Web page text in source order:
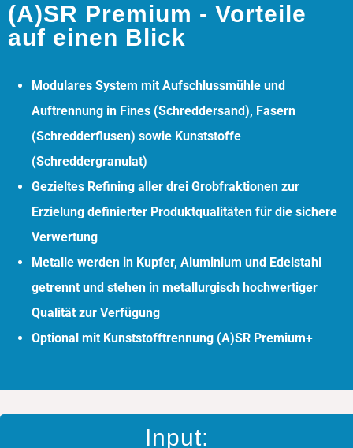
(A)SR Premium - Vorteile
auf einen Blick
Modulares System mit Aufschlussmühle und
Auftrennung in Fines (Schreddersand), Fasern
(Schredderflusen) sowie Kunststoffe
(Schreddergranulat)
Gezieltes Refining aller drei Grobfraktionen zur
Erzielung definierter Produktqualitäten für die sichere
Verwertung
Metalle werden in Kupfer, Aluminium und Edelstahl
getrennt und stehen in metallurgisch hochwertiger
Qualität zur Verfügung
Optional mit Kunststofftrennung (A)SR Premium+
Input: